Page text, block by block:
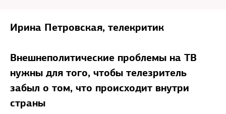
Ирина Петровская, телекритик
Внешнеполитические проблемы на ТВ
нужны для того, чтобы телезритель
забыл о том, что происходит внутри
страны